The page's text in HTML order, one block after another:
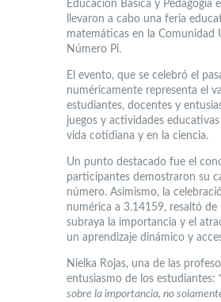
Educación Básica y Pedagogía
llevaron a cabo una feria
matemáticas en la Comunidad
Número Pi.
El evento, que se celebró el
numéricamente representa el
estudiantes, docentes y
juegos y actividades
vida cotidiana y en la ciencia.
Un punto destacado fue el
participantes demostraron su
número. Asimismo, la
numérica a 3.14159, resaltó
subraya la importancia y el
un aprendizaje dinámico y
Nielka Rojas, una de las
entusiasmo de los estudiantes: “
sobre la importancia, no